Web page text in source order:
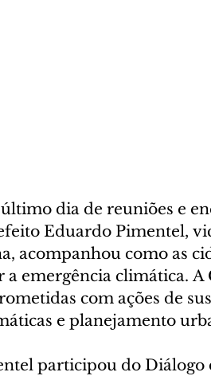
dia de reuniões e
Eduardo Pimentel,
acompanhou como as
emergência climática.
com ações de
e planejamento
participou do Diálogo